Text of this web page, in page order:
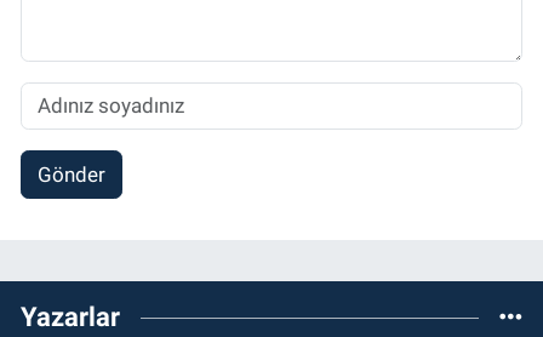
Gönder
Yazarlar